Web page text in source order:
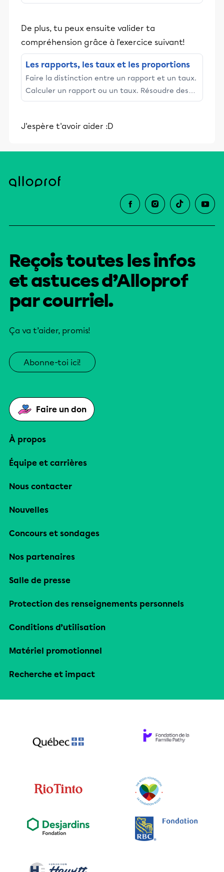
stimulants, Alloprof engage les élèves
éducative.
De plus, tu peux ensuite valider ta
compréhension grâce à l'exercice suivant!
Les rapports, les taux et les proportions
Faire la distinction entre un rapport et un taux.
Calculer un rapport ou un taux. Résoudre des
problèmes écrits à l'aide des rapports ou des
J'espère t'avoir aider :D
Reçois toutes les infos
et astuces d’Alloprof
par courriel.
Ça va t’aider, promis!
Abonne-toi ici!
Faire un don
À propos
Équipe et carrières
Nous contacter
Nouvelles
Concours et sondages
Nos partenaires
Salle de presse
Protection des renseignements personnels
Conditions d’utilisation
Matériel promotionnel
Recherche et impact